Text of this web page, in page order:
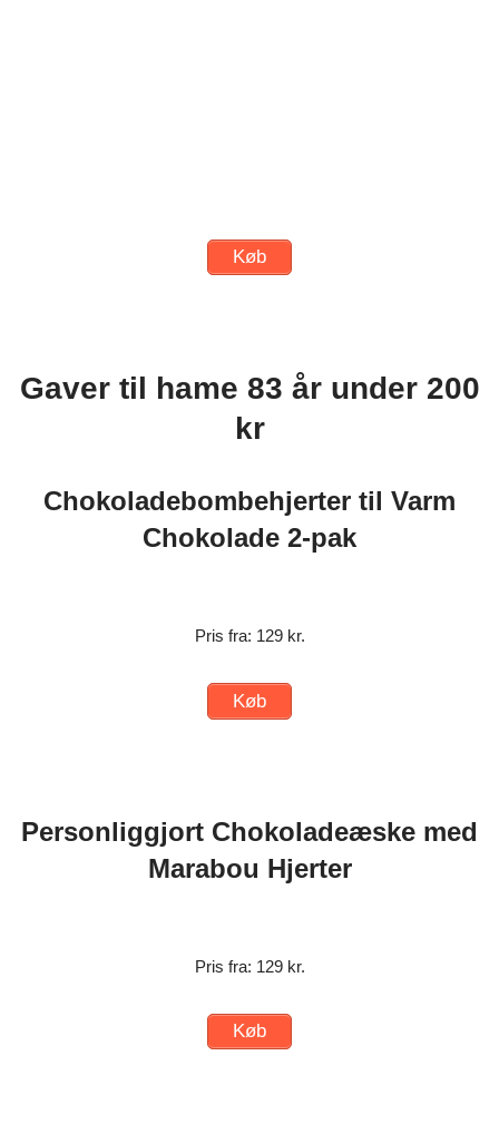
Køb
Gaver til hame 83 år under 200
kr
Chokoladebombehjerter til Varm
Chokolade 2-pak
Pris fra: 129 kr.
Køb
Personliggjort Chokoladeæske med
Marabou Hjerter
Pris fra: 129 kr.
Køb